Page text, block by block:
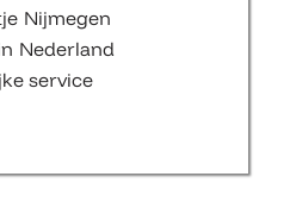
Nijmegen
Nederland
service